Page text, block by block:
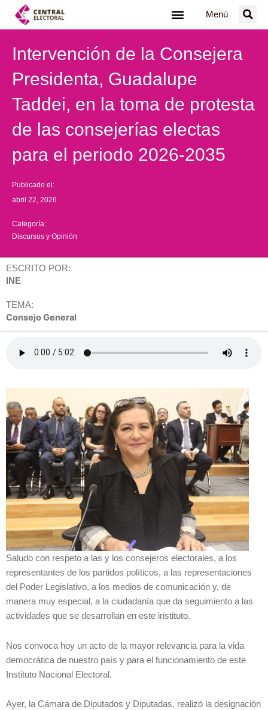
Menú
Intervención de la Consejera
Presidenta, Guadalupe
Taddei, en la toma de protesta
de las consejerías electas
para el periodo 2026-2035
Publicado el:
abril 22, 2026
Categoría:
Discursos y Opinión
ESCRITO POR:
INE
TEMA:
Consejo General
Saludo con respeto a las y los consejeros electorales, a los
representantes de los partidos políticos, a las representaciones
del Poder Legislativo, a los medios de comunicación y, de
manera muy especial, a la ciudadanía que da seguimiento a las
actividades que se desarrollan en este instituto.
Nos convoca hoy un acto de la mayor relevancia para la vida
democrática de nuestro país y para el funcionamiento de este
Instituto Nacional Electoral.
Ayer, la Cámara de Diputados y Diputadas, realizó la designación